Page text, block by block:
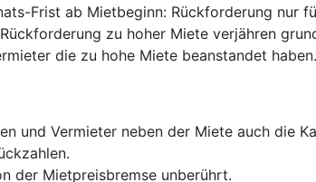
Frist ab Mietbeginn: Rückforderung nur
zu hoher Miete verjähren
die zu hohe Miete beanstandet haben.
und Vermieter neben der Miete auch die
der Mietpreisbremse unberührt.